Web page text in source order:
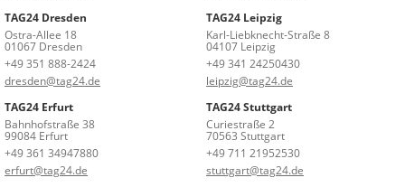
TAG24 Dresden
Ostra-Allee 18
01067 Dresden
+49 351 888-2424
dresden@tag24.de
TAG24 Leipzig
Karl-Liebknecht-Straße 8
04107 Leipzig
+49 341 24250430
leipzig@tag24.de
TAG24 Erfurt
Bahnhofstraße 38
99084 Erfurt
+49 361 34947880
erfurt@tag24.de
TAG24 Stuttgart
Curiestraße 2
70563 Stuttgart
+49 711 21952530
stuttgart@tag24.de